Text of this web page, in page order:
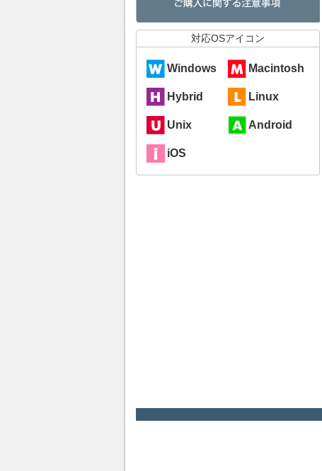
対応OSアイコン
Windows Macintosh
Hybrid Linux
Unix Android
iOS